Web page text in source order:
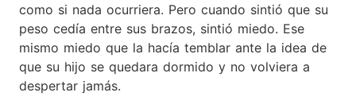
como si nada ocurriera. Pero cuando sintió que su
peso cedía entre sus brazos, sintió miedo. Ese
mismo miedo que la hacía temblar ante la idea de
que su hijo se quedara dormido y no volviera a
despertar jamás.